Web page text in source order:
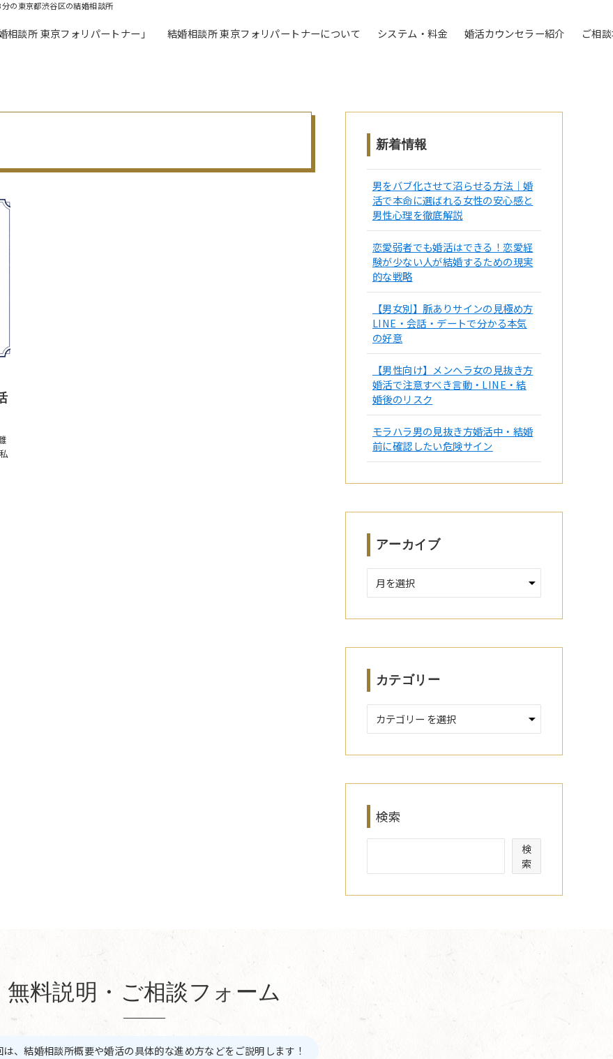
の東京都渋谷区の結婚相談所
談所 東京フォリパートナー」 結婚相談所 東京フォリパートナーについて システム・料金 婚活カウンセラー紹介 ご相
新着情報
男をバブ化させて沼らせる方法｜婚
活で本命に選ばれる女性の安心感と
男性心理を徹底解説
恋愛弱者でも婚活はできる！恋愛経
験が少ない人が結婚するための現実
的な戦略
【男女別】脈ありサインの見極め方
LINE・会話・デートで分かる本気
の好意
【男性向け】メンヘラ女の見抜き方
婚活で注意すべき言動・LINE・結
婚後のリスク
モラハラ男の見抜き方婚活中・結婚
前に確認したい危険サイン
アーカイブ
ー
イ
カテゴリー
検索
検
索
無料説明・ご相談フォーム
は、結婚相談所概要や婚活の具体的な進め方などをご説明します！